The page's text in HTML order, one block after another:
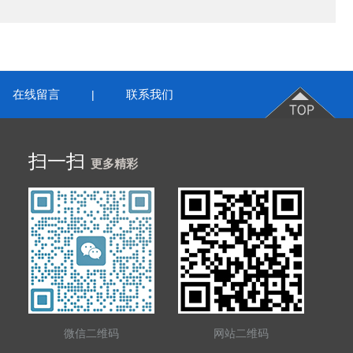
在线留言 | 联系我们
扫一扫 更多精彩
微信二维码 网站二维码